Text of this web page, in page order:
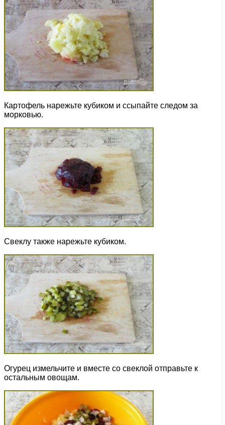
Картофель нарежьте кубиком и ссыпайте следом за
морковью.
Свеклу также нарежьте кубиком.
Огурец измельчите и вместе со свеклой отправьте к
остальным овощам.